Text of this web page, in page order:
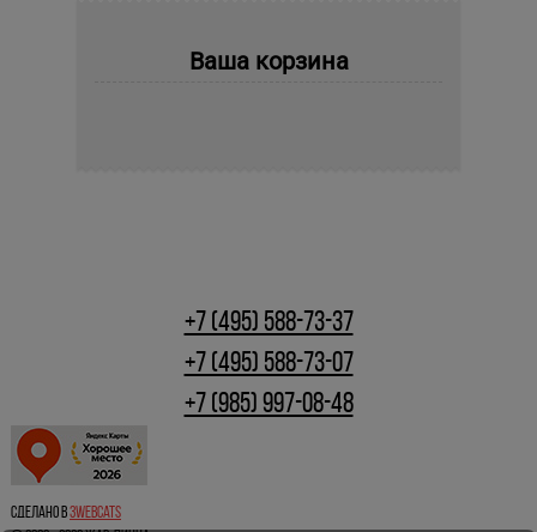
Ваша корзина
+7 (495) 588-73-37
+7 (495) 588-73-07
+7 (985) 997-08-48
Сделано в3webcats